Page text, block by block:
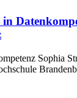
Sophia